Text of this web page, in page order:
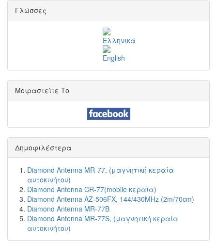
Γλώσσες
Μοιραστείτε Το
Δημοφιλέστερα
Diamond Antenna MR-77, (μαγνητική κεραία
αυτοκινήτου)
Diamond Antenna CR-77(mobile κεραία)
Diamond Antenna AZ-506FX, 144/430MHz (2m/70cm)
Diamond Antenna MR-77B
Diamond Antenna MR-77S, (μαγνητική κεραία
αυτοκινήτου)